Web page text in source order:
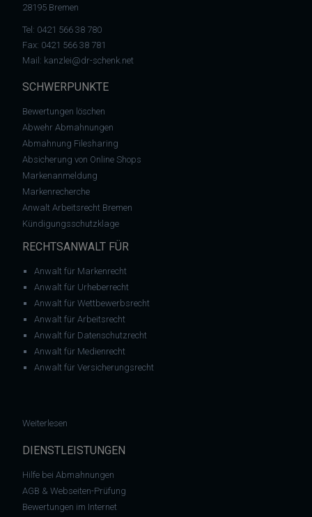
28195 Bremen
Tel: 0421 566 38 780
Fax: 0421 566 38 781
Mail: kanzlei@dr-schenk.net
SCHWERPUNKTE
Bewertungen löschen
Abwehr Abmahnungen
Abmahnung Filesharing
Absicherung von Online Shops
Markenanmeldung
Markenrecherche
Anwalt Arbeitsrecht Bremen
Kündigungsschutzklage
RECHTSANWALT FÜR
Anwalt für Markenrecht
Anwalt für Urheberrecht
Anwalt für Wettbewerbsrecht
Anwalt für Arbeitsrecht
Anwalt für Datenschutzrecht
Anwalt für Medienrecht
Anwalt für Versicherungsrecht
Weiterlesen
DIENSTLEISTUNGEN
Hilfe bei Abmahnungen
AGB & Webseiten-Prüfung
Bewertungen im Internet